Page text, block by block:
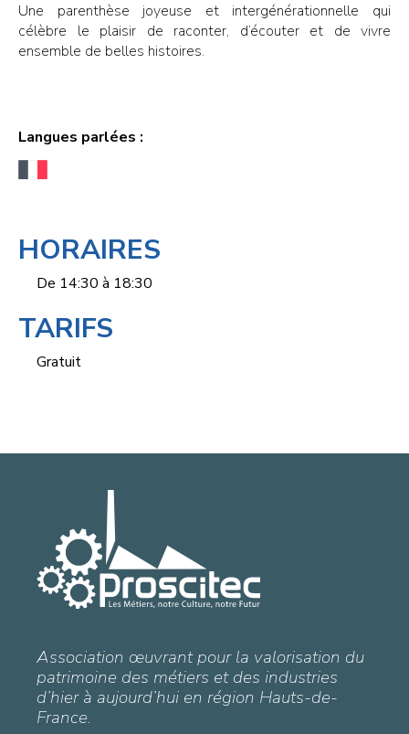
Une parenthèse joyeuse et intergénérationnelle qui
célèbre le plaisir de raconter, d’écouter et de vivre
ensemble de belles histoires.
Langues parlées :
HORAIRES
De 14:30 à 18:30
TARIFS
Gratuit
Association œuvrant pour la valorisation du
patrimoine des métiers et des industries
d’hier à aujourd’hui en région Hauts-de-
France.